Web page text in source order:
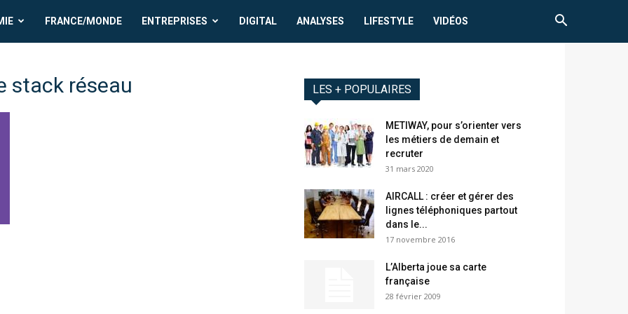
FRANCE/MONDE ENTREPRISES DIGITAL ANALYSES LIFESTYLE VIDÉOS
stack réseau LES + POPULAIRES
METIWAY, pour s’orienter vers
les métiers de demain et
recruter
31 mars 2020
AIRCALL : créer et gérer des
lignes téléphoniques partout
dans le...
17 novembre 2016
L’Alberta joue sa carte
française
28 février 2009